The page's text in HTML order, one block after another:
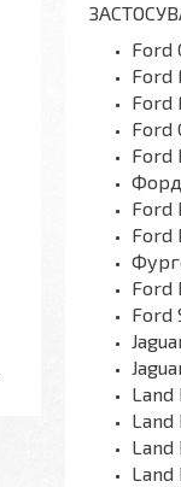
Ford
Ford
Ford
Ford
Ford
Форд
Ford
Ford
Ford
Ford
Land
Land
Land
Land